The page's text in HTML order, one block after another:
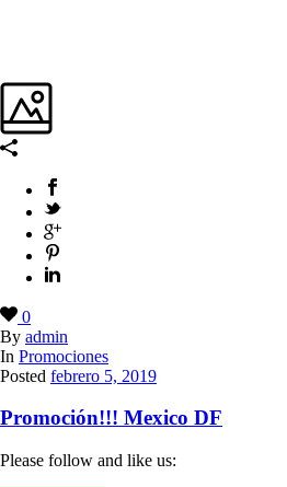
0
By admin
In Promociones
Posted febrero 5, 2019
Promoción!!! Mexico DF
Please follow and like us: